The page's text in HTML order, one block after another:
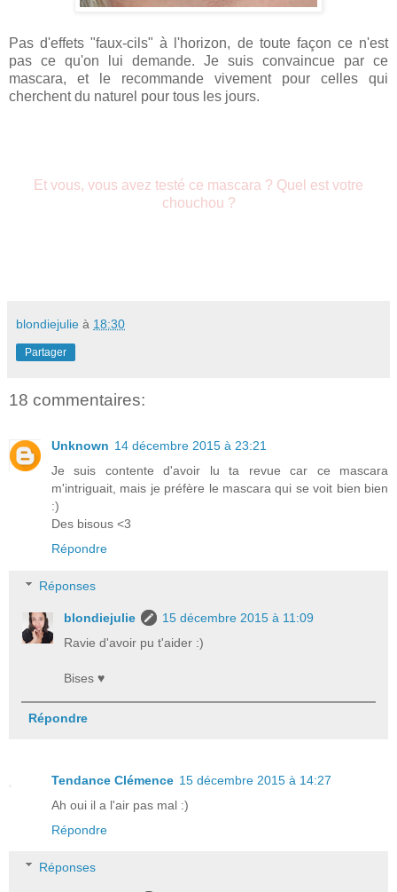
Pas d'effets "faux-cils" à l'horizon, de toute façon ce n'est
pas ce qu'on lui demande. Je suis convaincue par ce
mascara, et le recommande vivement pour celles qui
cherchent du naturel pour tous les jours.
Et vous, vous avez testé ce mascara ? Quel est votre
chouchou ?
blondiejulie à 18:30
Partager
18 commentaires:
Unknown 14 décembre 2015 à 23:21
Je suis contente d'avoir lu ta revue car ce mascara
m'intriguait, mais je préfère le mascara qui se voit bien bien
:)
Des bisous <3
Répondre
Réponses
blondiejulie
15 décembre 2015 à 11:09
Ravie d'avoir pu t'aider :)
Bises ♥
Répondre
Tendance Clémence 15 décembre 2015 à 14:27
Ah oui il a l'air pas mal :)
Répondre
Réponses